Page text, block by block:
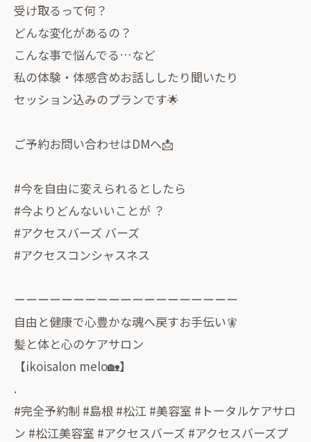
受け取るって何？
どんな変化があるの？
こんな事で悩んでる…など
私の体験・体感含めお話ししたり聞いたり
セッション込みのプランです🌟
ご予約お問い合わせはDMへ📩
#今を自由に変えられるとしたら
#今よりどんないいことが ？
#アクセスバーズ バーズ
#アクセスコンシャスネス
ーーーーーーーーーーーーーーーーーーー
自由と健康で心豊かな魂へ戻すお手伝い🧚
髪と体と心のケアサロン
【ikoisalon melo🏡】
.
#完全予約制 #島根 #松江 #美容室 #トータルケアサロ
ン #松江美容室 #アクセスバーズ #アクセスバーズプ